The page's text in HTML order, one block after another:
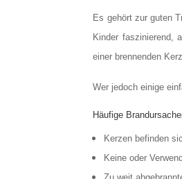
Es gehört zur guten
Kinder faszinierend,
einer brennenden
Wer jedoch einige
Häufige
Kerzen befinden
Keine oder